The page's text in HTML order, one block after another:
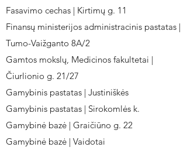
Fasavimo cechas | Kirtimų g. 11
Finansų ministerijos administracinis pastatas |
Tumo-Vaižganto 8A/2
Gamtos mokslų, Medicinos fakultetai |
Čiurlionio g. 21/27
Gamybinis pastatas | Justiniškės
Gamybinis pastatas | Sirokomlės k.
Gamybinė bazė | Graičiūno g. 22
Gamybinė bazė | Vaidotai